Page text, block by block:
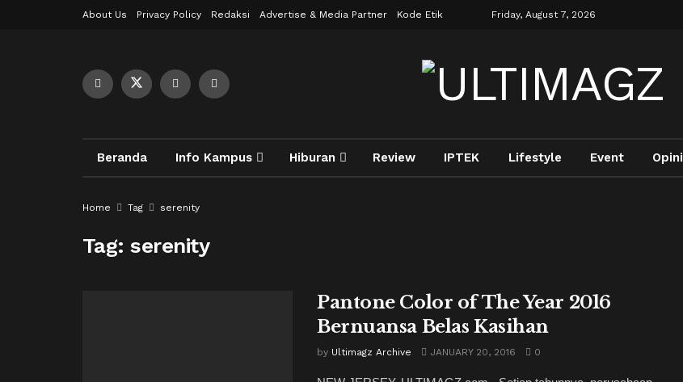
About Us Privacy Policy Redaksi Advertise & Media Partner Kode Etik Friday, August 7, 2026
Beranda Info Kampus Hiburan Review IPTEK Lifestyle Event Opini
Home Tag serenity
Tag:serenity
Pantone Color of The Year 2016
Bernuansa Belas Kasihan
by Ultimagz Archive JANUARY 20, 2016 0